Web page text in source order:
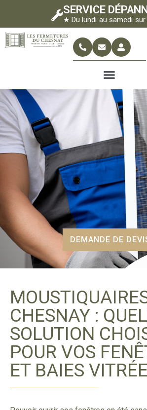
SERVICE
★ Du lundi au samedi
DEMANDE DE
CHESNAY :
SOLUTION
POUR VOS
ET BAIES